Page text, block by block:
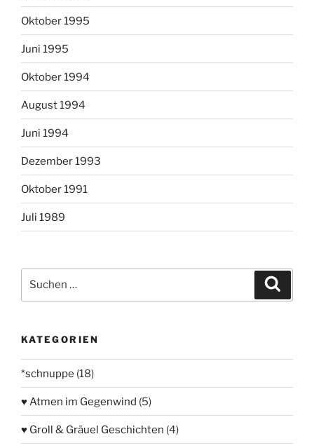
Oktober 1995
Juni 1995
Oktober 1994
August 1994
Juni 1994
Dezember 1993
Oktober 1991
Juli 1989
nach:
KATEGORIEN
*schnuppe (18)
♥ Atmen im Gegenwind (5)
♥ Groll & Gräuel Geschichten (4)